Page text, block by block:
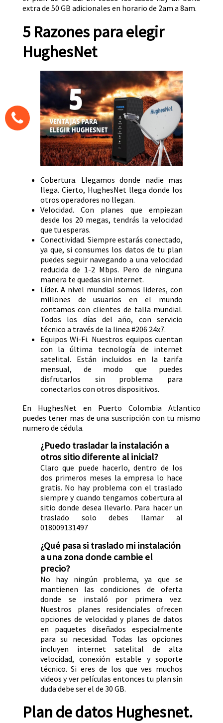
extra de 50 GB adicionales en horario de 2am a 8am.
5 Razones para elegir
HughesNet
Cobertura. Llegamos donde nadie mas
llega. Cierto, HughesNet llega donde los
otros operadores no llegan.
Velocidad. Con planes que empiezan
desde los 20 megas, tendrás la velocidad
que tu esperas.
Conectividad. Siempre estarás conectado,
ya que, si consumes los datos de tu plan
puedes seguir navegando a una velocidad
reducida de 1-2 Mbps. Pero de ninguna
manera te quedas sin internet.
Líder. A nivel mundial somos lideres, con
millones de usuarios en el mundo
contamos con clientes de talla mundial.
Todos los días del año, con servicio
técnico a través de la linea #206 24x7.
Equipos Wi-Fi. Nuestros equipos cuentan
con la última tecnología de internet
satelital. Están incluidos en la tarifa
mensual, de modo que puedes
disfrutarlos sin problema para
conectarlos con otros dispositivos.
En HughesNet en Puerto Colombia Atlantico
puedes tener mas de una suscripción con tu mismo
numero de cédula.
¿Puedo trasladar la instalación a
otros sitio diferente al inicial?
Claro que puede hacerlo, dentro de los
dos primeros meses la empresa lo hace
gratis. No hay problema con el traslado
siempre y cuando tengamos cobertura al
sitio donde desea llevarlo. Para hacer un
traslado solo debes llamar al
018009131497
¿Qué pasa si traslado mi instalación
a una zona donde cambie el
precio?
No hay ningún problema, ya que se
mantienen las condiciones de oferta
donde se instaló por primera vez.
Nuestros planes residenciales ofrecen
opciones de velocidad y planes de datos
en paquetes diseñados especialmente
para su necesidad. Todas las opciones
incluyen internet satelital de alta
velocidad, conexión estable y soporte
técnico. Si eres de los que ves muchos
videos y ver películas entonces tu plan sin
duda debe ser el de 30 GB.
Plan de datos Hughesnet.